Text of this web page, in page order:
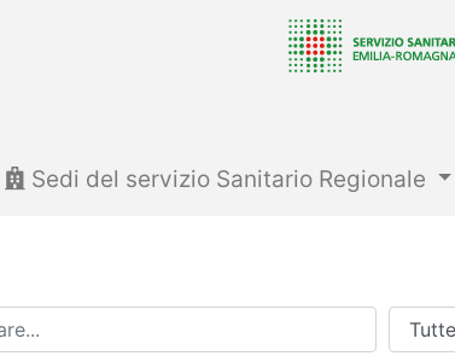
Sedi del servizio Sanitario Regionale
Azienda